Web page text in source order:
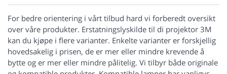
For bedre orientering i vårt tilbud hard vi forberedt oversikt
over våre produkter. Erstatningslyskilde til di projektor 3M
kan du kjøpe i flere varianter. Enkelte varianter er forskjellig
hovedsakelig i prisen, de er mer eller mindre krevende å
bytte og er mer eller mindre pålitelig. Vi tilbyr både originale